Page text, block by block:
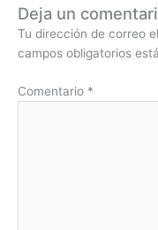
Deja un
Tu dirección de correo
campos obligatorios
Comentario *